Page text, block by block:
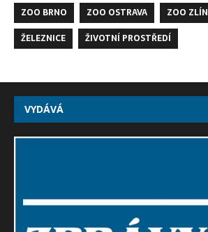
ZOO BRNO
ZOO OSTRAVA ZOO ZLÍN
ŽELEZNICE
ŽIVOTNÍ PROSTŘEDÍ
VYDÁVÁ